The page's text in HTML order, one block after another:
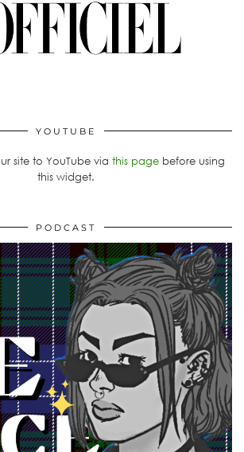
YOUTUBE
site to YouTube via this page before using
this widget.
PODCAST